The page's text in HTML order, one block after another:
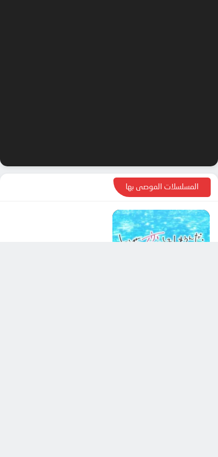
المسلسلات الموصى بها